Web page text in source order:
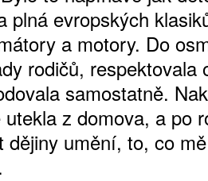
plná evropských
a motory. Do
rodičů, respektovala
samostatně.
z domova, a po
dějiny umění, to, co